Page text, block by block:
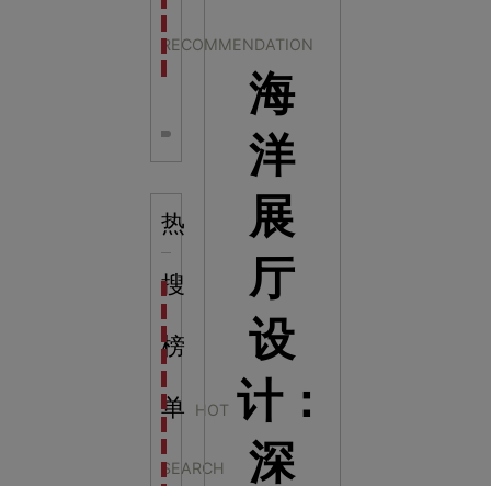
RECOMMENDATION
目前科技馆的展示内容主要包含哪些几个方面？
全息体验馆设计：打造身临其境的奇妙世界
热
搜
榜
单 HOT
SEARCH
科学梦成功中标公主岭市科技馆新馆项目
科学梦中标中国科学技术馆2022年中国流动科技馆
科学梦中标洛阳市科学技术馆展品采购项目
科学梦中标方城县科技馆展厅升级项目
科学梦中标濮阳县科技馆公共安全体验馆项目
科学梦集团中标广西大学海洋科教馆项目
科学梦集团中标淮师附小科技长廊展项目
科学梦集团中标洪泽湖治理保护展示馆项目
海
洋
展
厅
设
计：
深